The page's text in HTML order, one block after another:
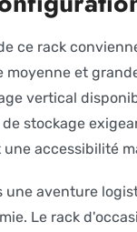
ce rack
moyenne et
vertical
stockage
accessibilité
une aventure
Le rack